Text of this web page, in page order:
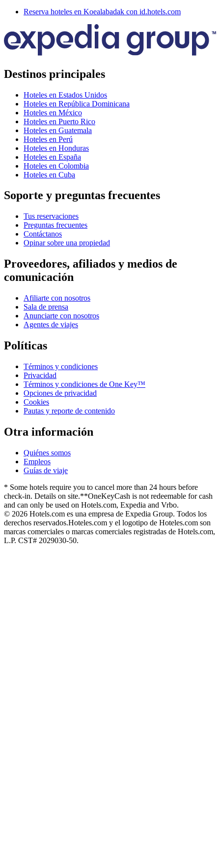
Reserva hoteles en Koealabadak con id.hotels.com
Destinos principales
Hoteles en Estados Unidos
Hoteles en República Dominicana
Hoteles en México
Hoteles en Puerto Rico
Hoteles en Guatemala
Hoteles en Perú
Hoteles en Honduras
Hoteles en España
Hoteles en Colombia
Hoteles en Cuba
Soporte y preguntas frecuentes
Tus reservaciones
Preguntas frecuentes
Contáctanos
Opinar sobre una propiedad
Proveedores, afiliados y medios de
comunicación
Afiliarte con nosotros
Sala de prensa
Anunciarte con nosotros
Agentes de viajes
Políticas
Términos y condiciones
Privacidad
Términos y condiciones de One Key™
Opciones de privacidad
Cookies
Pautas y reporte de contenido
Otra información
Quiénes somos
Empleos
Guías de viaje
* Some hotels require you to cancel more than 24 hours before
check-in. Details on site.**OneKeyCash is not redeemable for cash
and can only be used on Hotels.com, Expedia and Vrbo.
© 2026 Hotels.com es una empresa de Expedia Group. Todos los
derechos reservados.Hoteles.com y el logotipo de Hoteles.com son
marcas comerciales o marcas comerciales registradas de Hotels.com,
L.P. CST# 2029030-50.